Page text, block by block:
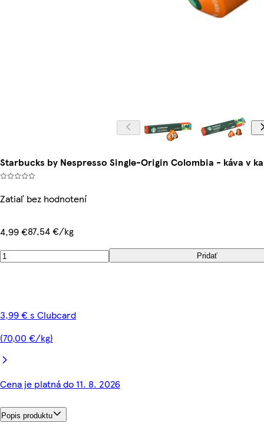
Starbucks by Nespresso Single-Origin Colombia - káva v
Zatiaľ bez hodnotení
4,99 €87,54 €/kg
Pridať
3,99 € s Clubcard
(70,00 €/kg)
Cena je platná do 11. 8. 2026
Popis produktu